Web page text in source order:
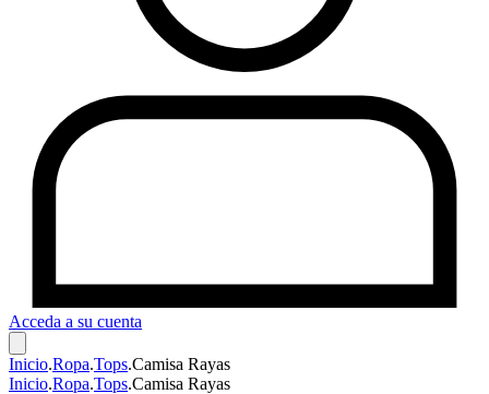
Acceda a su cuenta
Inicio.Ropa.Tops.Camisa Rayas
Inicio.Ropa.Tops.Camisa Rayas